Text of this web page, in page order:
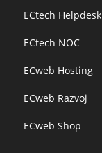
ECtech Helpdesk
ECtech NOC
ECweb Hosting
ECweb Razvoj
ECweb Shop